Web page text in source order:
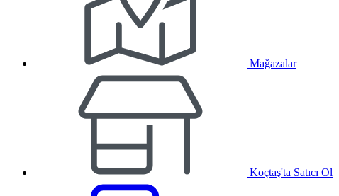
Mağazalar
Koçtaş'ta Satıcı Ol